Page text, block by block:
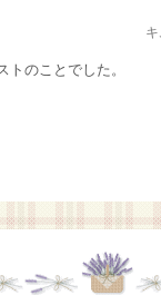
トのことでした。